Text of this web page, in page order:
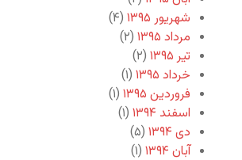
شهریور ۱۳۹۵
(۴)
مرداد ۱۳۹۵
(۲)
تیر ۱۳۹۵
(۲)
خرداد ۱۳۹۵
(۱)
فروردین ۱۳۹۵
(۱)
اسفند ۱۳۹۴
(۱)
دی ۱۳۹۴
(۵)
آبان ۱۳۹۴
(۱)